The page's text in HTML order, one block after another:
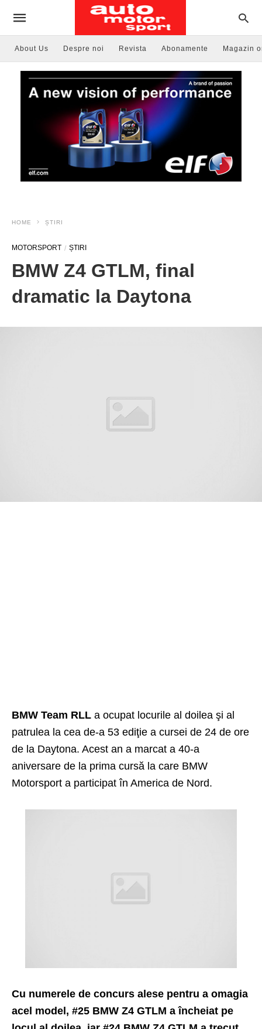
About Us Despre noi Revista Abonamente Magazin
HOME ȘTIRI
MOTORSPORT ȘTIRI
BMW Z4 GTLM, final
dramatic la Daytona
BMW Team RLL a ocupat locurile al doilea şi al
patrulea la cea de-a 53 ediţie a cursei de 24 de ore
de la Daytona. Acest an a marcat a 40-a
aniversare de la prima cursă la care BMW
Motorsport a participat în America de Nord.
Cu numerele de concurs alese pentru a omagia
acel model, #25 BMW Z4 GTLM a încheiat pe